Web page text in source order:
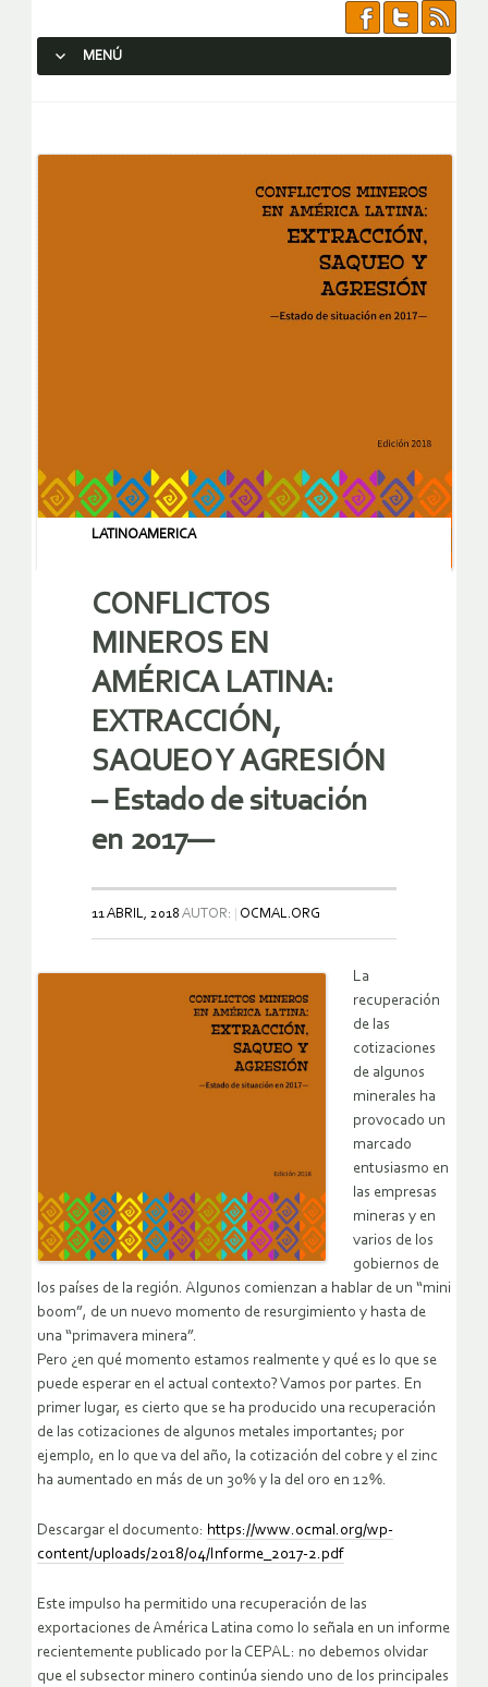
MENÚ
LATINOAMERICA
CONFLICTOS
MINEROS EN
AMÉRICA LATINA:
EXTRACCIÓN,
SAQUEO Y AGRESIÓN
– Estado de situación
en 2017—
11 ABRIL, 2018 AUTOR: OCMAL.ORG
La
recuperación
de las
cotizaciones
de algunos
minerales ha
provocado un
marcado
entusiasmo en
las empresas
mineras y en
varios de los
gobiernos de
los países de la región. Algunos comienzan a hablar de un “mini
boom”, de un nuevo momento de resurgimiento y hasta de
una “primavera minera”.
Pero ¿en qué momento estamos realmente y qué es lo que se
puede esperar en el actual contexto? Vamos por partes. En
primer lugar, es cierto que se ha producido una recuperación
de las cotizaciones de algunos metales importantes; por
ejemplo, en lo que va del año, la cotización del cobre y el zinc
ha aumentado en más de un 30% y la del oro en 12%.
Descargar el documento: https://www.ocmal.org/wp-
content/uploads/2018/04/Informe_2017-2.pdf
Este impulso ha permitido una recuperación de las
exportaciones de América Latina como lo señala en un informe
recientemente publicado por la CEPAL: no debemos olvidar
que el subsector minero continúa siendo uno de los principales